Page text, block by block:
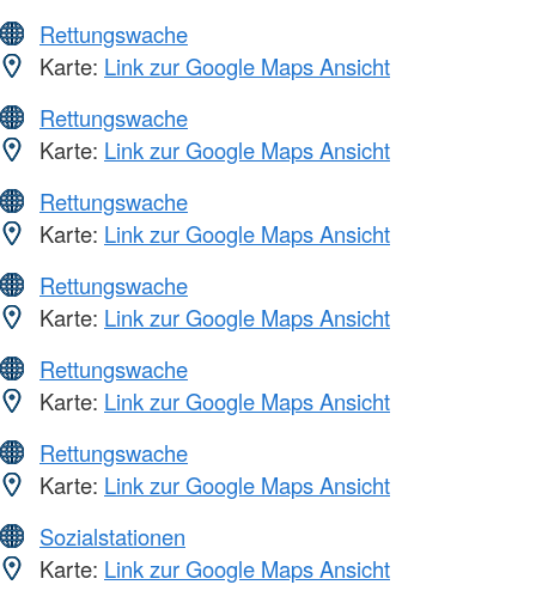
Rettungswache
Karte: Link zur Google Maps Ansicht
Rettungswache
Karte: Link zur Google Maps Ansicht
Rettungswache
Karte: Link zur Google Maps Ansicht
Rettungswache
Karte: Link zur Google Maps Ansicht
Rettungswache
Karte: Link zur Google Maps Ansicht
Rettungswache
Karte: Link zur Google Maps Ansicht
Sozialstationen
Karte: Link zur Google Maps Ansicht